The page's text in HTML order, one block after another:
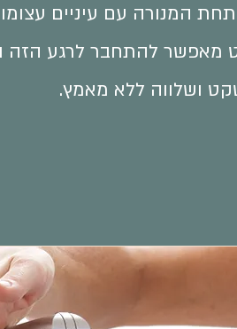
המנורה עם עיניים
מאפשר להתחבר לרגע הזה
ושלווה ללא מאמץ.